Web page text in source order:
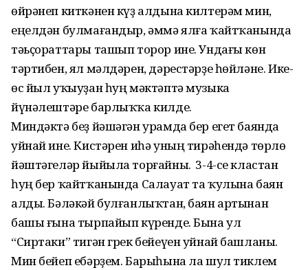
өйрәнеп киткәнен күҙ алдына килтерәм мин,
еңелдән булмағандыр, әммә ялға ҡайтҡанында
тәьҫораттары ташып торор ине. Ундағы көн
тәртибен, ял мәлдәрен, дәрес­тәрҙе һөйләне. Ике-
өс йыл уҡыуҙан һуң мәктәптә музыка
йүнәлештәре барлыҡҡа килде.
Миндәктә беҙ йәшәгән урамда бер егет баянда
уйнай ине. Кистәрен иһә уның тирәһендә төрлө
йәштәгеләр йыйыла торғайны. Ә 3-4-се кластан
һуң бер ҡайтҡанында Салауат та ҡулына баян
алды. Бәләкәй булғанлыҡтан, баян артынан
башы ғына тырпайып күренде. Бына ул
“Сиртаки” тигән грек бейеүен уйнай башланы.
Мин бейеп ебәрҙем. Барыһына ла шул тиклем